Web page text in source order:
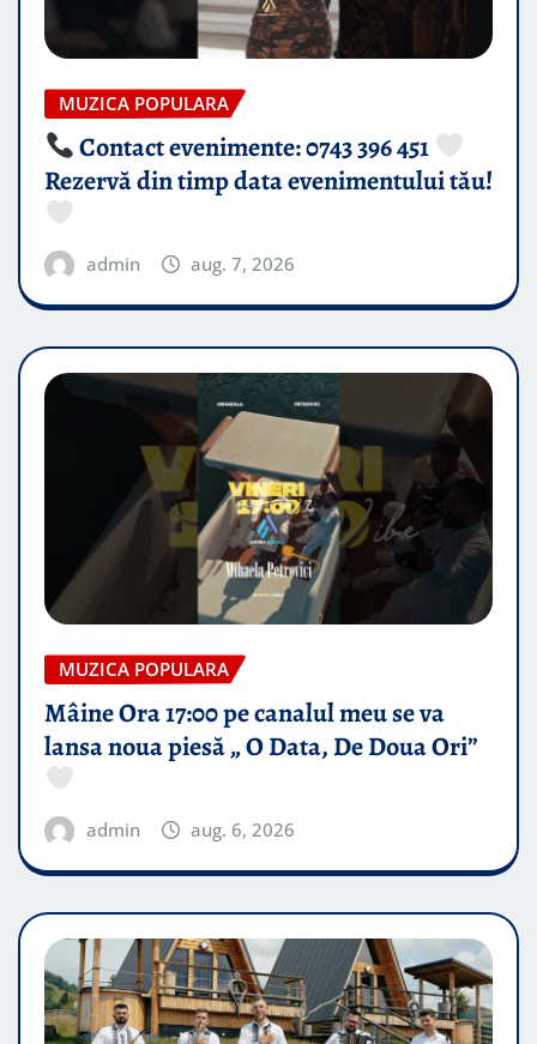
MUZICA POPULARA
Contact evenimente: 0743 396 451
Rezervă din timp data evenimentului tău!
admin aug. 7, 2026
MUZICA POPULARA
Mâine Ora 17:00 pe canalul meu se va
lansa noua piesă „ O Data, De Doua Ori”
admin aug. 6, 2026